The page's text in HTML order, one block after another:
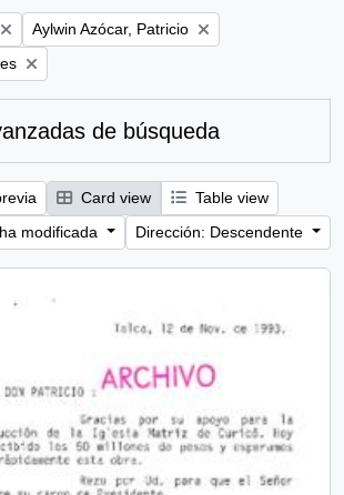
Remove filter:
Aylwin Azócar, Patricio
de búsqueda
Card view
Table view
modificada
Dirección: Descendente